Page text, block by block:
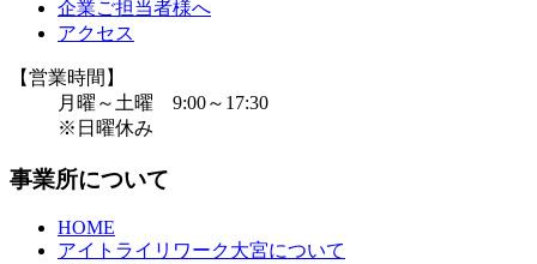
企業ご担当者様へ
アクセス
【営業時間】
月曜～土曜 9:00～17:30
※日曜休み
事業所について
HOME
アイトライリワーク大宮について